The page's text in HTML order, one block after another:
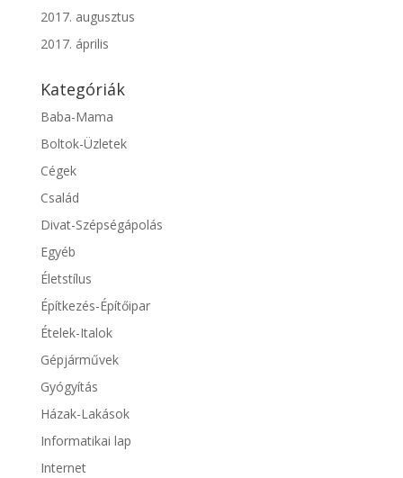
2017. augusztus
2017. április
Kategóriák
Baba-Mama
Boltok-Üzletek
Cégek
Család
Divat-Szépségápolás
Egyéb
Életstílus
Építkezés-Építőipar
Ételek-Italok
Gépjárművek
Gyógyítás
Házak-Lakások
Informatikai lap
Internet